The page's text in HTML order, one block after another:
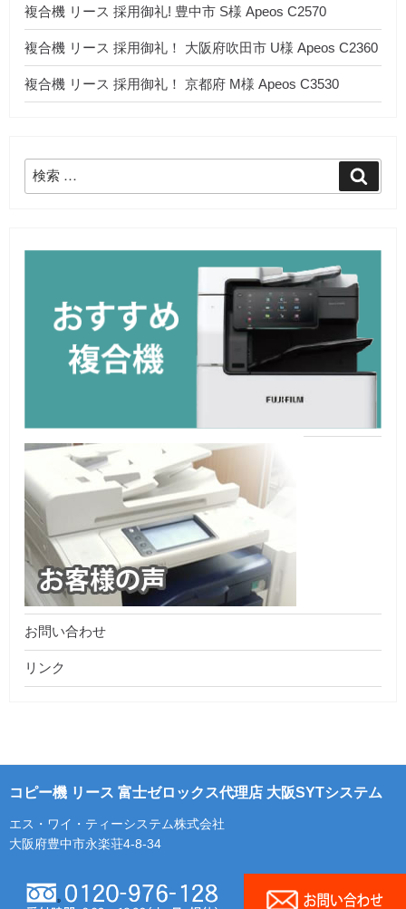
複合機 リース 採用御礼! 豊中市 S様 Apeos C2570
複合機 リース 採用御礼！ 大阪府吹田市 U様 Apeos C2360
複合機 リース 採用御礼！ 京都府 M様 Apeos C3530
検
索:
索
お問い合わせ
リンク
コピー機 リース 富士ゼロックス代理店 大阪SYTシステム
エス・ワイ・ティーシステム株式会社
大阪府豊中市永楽荘4-8-34